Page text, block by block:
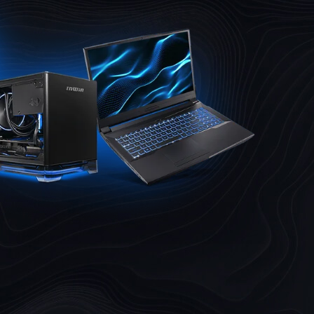
Klar til gaming
Færdigbyggede PC'er
og samlede pakke
Shark Gaming Gear
Software LED Lys
Se alle gaming guides her